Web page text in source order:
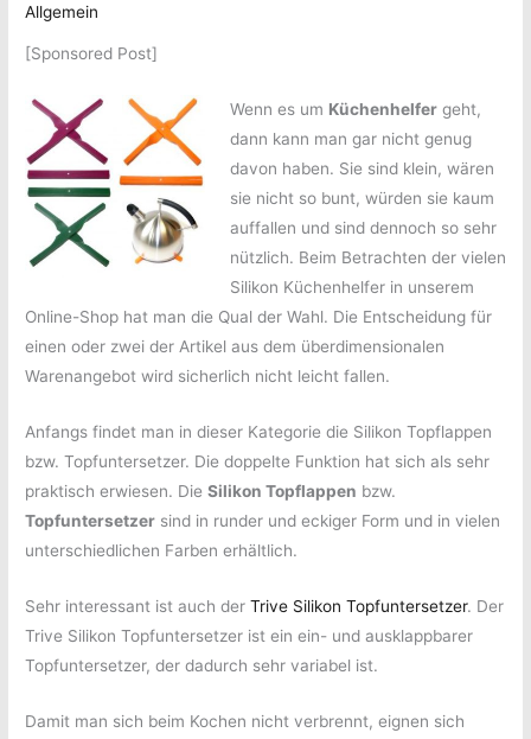
Allgemein
[Sponsored Post]
Wenn es um Küchenhelfergeht,
dann kann man gar nicht genug
davon haben. Sie sind klein, wären
sie nicht so bunt, würden sie kaum
auffallen und sind dennoch so sehr
nützlich. Beim Betrachten der vielen
Silikon Küchenhelfer in unserem
Online-Shop hat man die Qual der Wahl. Die Entscheidung für
einen oder zwei der Artikel aus dem überdimensionalen
Warenangebot wird sicherlich nicht leicht fallen.
Anfangs findet man in dieser Kategorie die Silikon Topflappen
bzw. Topfuntersetzer. Die doppelte Funktion hat sich als sehr
praktisch erwiesen. DieSilikon Topflappen bzw.
Topfuntersetzer sind in runder und eckiger Form und in vielen
unterschiedlichen Farben erhältlich.
Sehr interessant ist auch derTrive Silikon Topfuntersetzer. Der
Trive Silikon Topfuntersetzer ist ein ein- und ausklappbarer
Topfuntersetzer, der dadurch sehr variabel ist.
Damit man sich beim Kochen nicht verbrennt, eignen sich